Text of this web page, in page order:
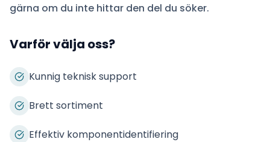
gärna om du inte hittar den del du söker.
Varför välja oss?
Kunnig teknisk support
Brett sortiment
Effektiv komponentidentifiering